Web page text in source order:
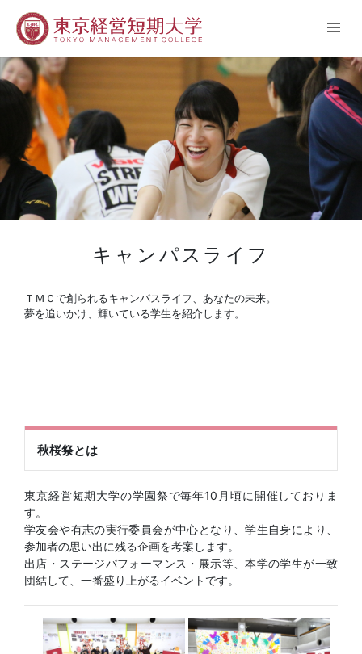
キャンパスライフ
ＴＭＣで創られるキャンパスライフ、あなたの未来。
夢を追いかけ、輝いている学生を紹介します。
秋桜祭とは
東京経営短期大学の学園祭で毎年10月頃に開催しておりま
す。
学友会や有志の実行委員会が中心となり、学生自身により、
参加者の思い出に残る企画を考案します。
出店・ステージパフォーマンス・展示等、本学の学生が一致
団結して、一番盛り上がるイベントです。